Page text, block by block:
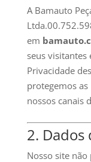
A Bamauto
em
seus visitantes
Privacidade
protegemos
nossos canais
2. Dados
Nosso site